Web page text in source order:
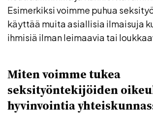
Esimerkiksi voimme puhua
käyttää muita asiallisia ilmaisuja
ihmisiä ilman leimaavia tai
Miten voimme tukea
seksityöntekijöiden
hyvinvointia